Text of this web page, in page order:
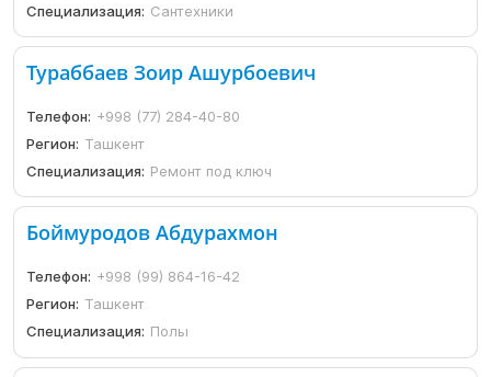
Специализация: Сантехники
Тураббаев Зоир Ашурбоевич
Телефон: +998 (77) 284-40-80
Регион: Ташкент
Специализация: Ремонт под ключ
Боймуродов Абдурахмон
Телефон: +998 (99) 864-16-42
Регион: Ташкент
Специализация: Полы